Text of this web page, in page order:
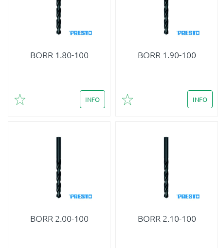
BORR 1.80-100
Lägg till i favoriter
INFO
BORR 1.90-100
Lägg till i favoriter
INFO
BORR 2.00-100 BORR 2.10-100